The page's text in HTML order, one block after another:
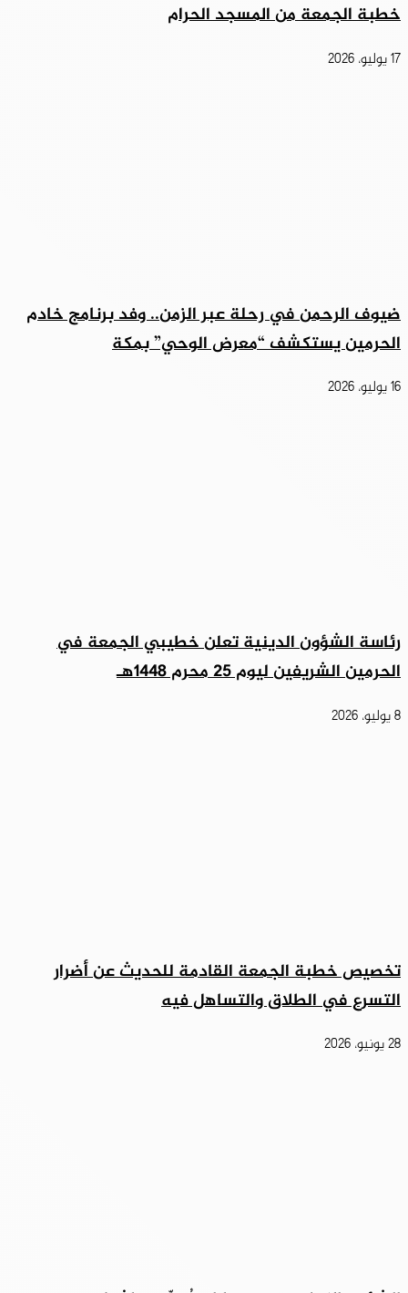
خطبة الجمعة من المسجد الحرام
17 يوليو، 2026
ضيوف الرحمن في رحلة عبر الزمن.. وفد برنامج خادم
الحرمين يستكشف “معرض الوحي” بمكة
16 يوليو، 2026
رئاسة الشؤون الدينية تعلن خطيبي الجمعة في
الحرمين الشريفين ليوم 25 محرم 1448هـ
8 يوليو، 2026
تخصيص خطبة الجمعة القادمة للحديث عن أضرار
التسرع في الطلاق والتساهل فيه
28 يونيو، 2026